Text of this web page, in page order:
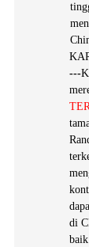
---
di